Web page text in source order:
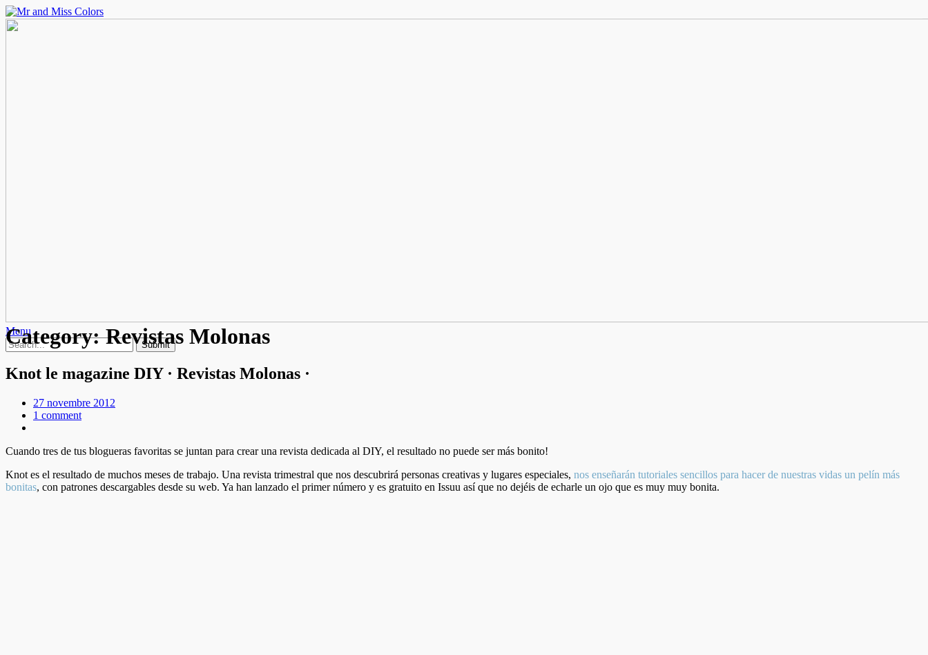
Menu
Category:Revistas Molonas
Knot le magazine DIY · Revistas Molonas ·
27 novembre 2012
1 comment
Cuando tres de tus blogueras favoritas se juntan para crear una revista dedicada al DIY, el resultado no puede ser más bonito!
Knot es el resultado de muchos meses de trabajo. Una revista trimestral que nos descubrirá personas creativas y lugares especiales, nos enseñarán tutoriales sencillos para hacer de nuestras vidas un pelín más
bonitas, con patrones descargables desde su web. Ya han lanzado el primer número y es gratuito en Issuu así que no dejéis de echarle un ojo que es muy muy bonita.